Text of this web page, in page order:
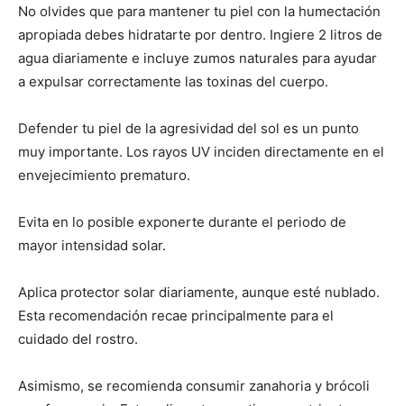
No olvides que para mantener tu piel con la humectación
apropiada debes hidratarte por dentro. Ingiere 2 litros de
agua diariamente e incluye zumos naturales para ayudar
a expulsar correctamente las toxinas del cuerpo.
Defender tu piel de la agresividad del sol es un punto
muy importante. Los rayos UV inciden directamente en el
envejecimiento prematuro.
Evita en lo posible exponerte durante el periodo de
mayor intensidad solar.
Aplica protector solar diariamente, aunque esté nublado.
Esta recomendación recae principalmente para el
cuidado del rostro.
Asimismo, se recomienda consumir zanahoria y brócoli